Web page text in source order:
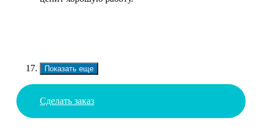
Показать еще
Сделать заказ